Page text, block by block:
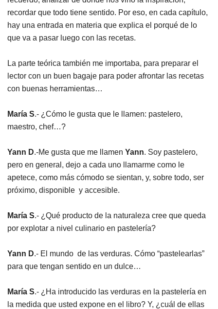
recordar que todo tiene sentido. Por eso, en cada capítulo,
hay una entrada en materia que explica el porqué de lo
que va a pasar luego con las recetas.
La parte teórica también me importaba, para preparar el
lector con un buen bagaje para poder afrontar las recetas
con buenas herramientas…
María S.- ¿Cómo le gusta que le llamen: pastelero,
maestro, chef…?
Yann D.-Me gusta que me llamen Yann. Soy pastelero,
pero en general, dejo a cada uno llamarme como le
apetece, como más cómodo se sientan, y, sobre todo, ser
próximo, disponible y accesible.
María S.- ¿Qué producto de la naturaleza cree que queda
por explotar a nivel culinario en pastelería?
Yann D.- El mundo de las verduras. Cómo “pastelearlas”
para que tengan sentido en un dulce…
María S.- ¿Ha introducido las verduras en la pastelería en
la medida que usted expone en el libro? Y, ¿cuál de ellas